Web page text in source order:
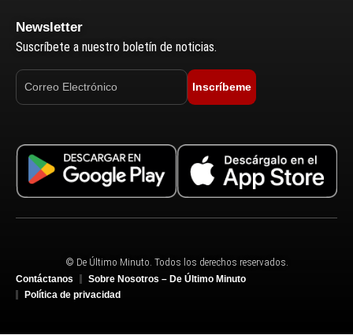
Newsletter
Suscríbete a nuestro boletín de noticias.
Inscríbeme
© De Último Minuto. Todos los derechos reservados.
Contáctanos
Sobre Nosotros – De Último Minuto
Política de privacidad